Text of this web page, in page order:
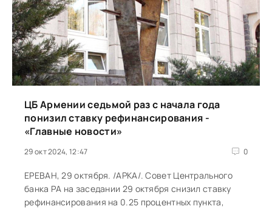
ЦБ Армении седьмой раз с начала года
понизил ставку рефинансирования -
«Главные новости»
29 окт 2024, 12:47 0
ЕРЕВАН, 29 октября. /АРКА/. Совет Центрального
банка РА на заседании 29 октября снизил ставку
рефинансирования на 0.25 процентных пункта,